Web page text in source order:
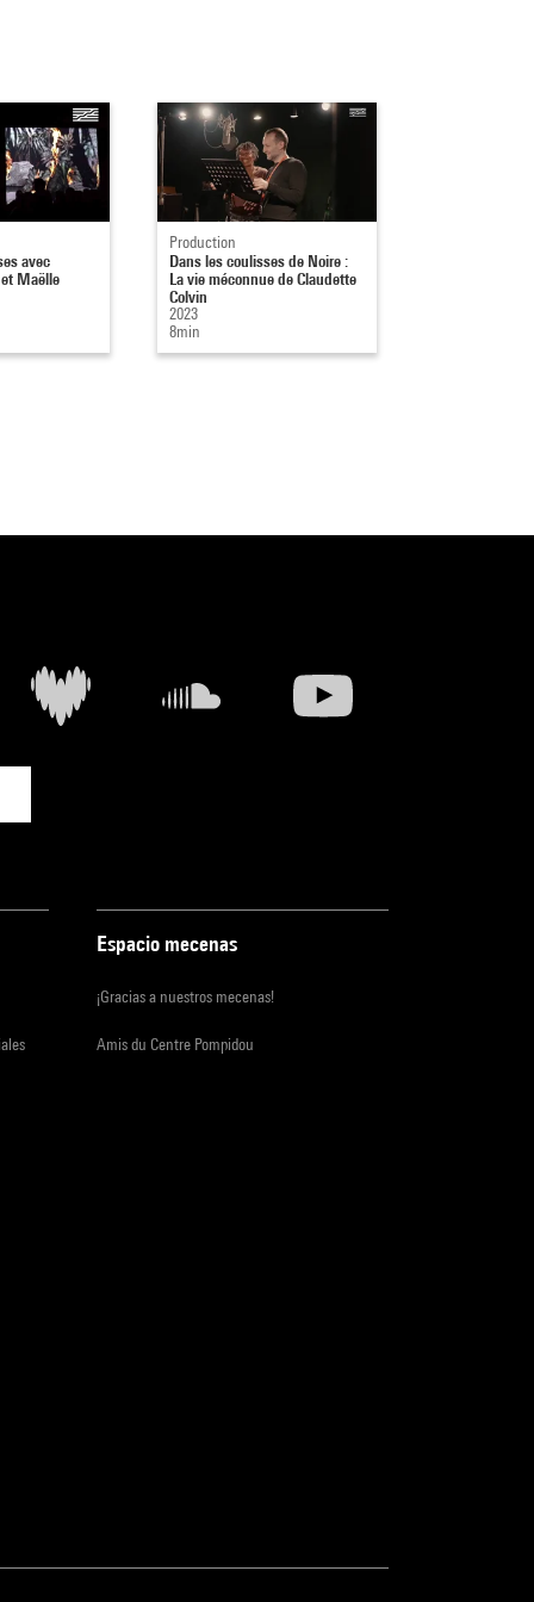
avec
Maëlle
Production
Dans les coulisses de Noire :
La vie méconnue de Claudette
Colvin
2023
8min
Espacio mecenas
¡Gracias a nuestros mecenas!
Amis du Centre Pompidou